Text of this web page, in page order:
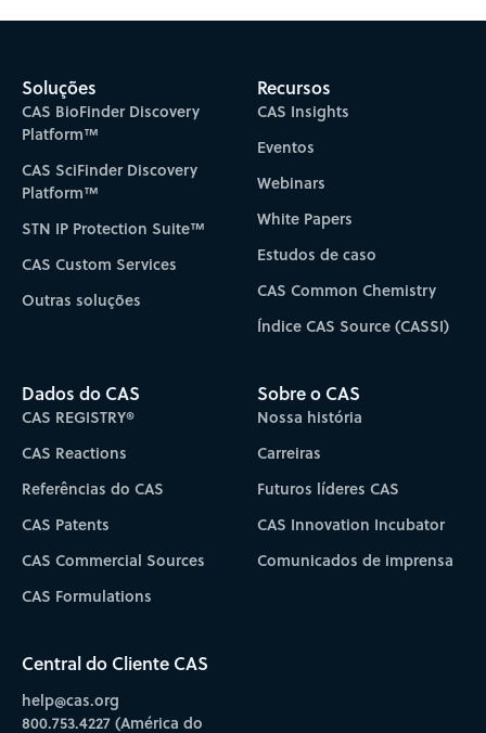
Soluções
CAS BioFinder Discovery
Platform™
CAS SciFinder Discovery
Platform™
STN IP Protection Suite™
CAS Custom Services
Outras soluções
Recursos
CAS Insights
Eventos
Webinars
White Papers
Estudos de caso
CAS Common Chemistry
Índice CAS Source (CASSI)
Dados do CAS
CAS REGISTRY®
CAS Reactions
Referências do CAS
CAS Patents
CAS Commercial Sources
CAS Formulations
Sobre o CAS
Nossa história
Carreiras
Futuros líderes CAS
CAS Innovation Incubator
Comunicados de imprensa
Central do Cliente CAS
help@cas.org
800.753.4227 (América do